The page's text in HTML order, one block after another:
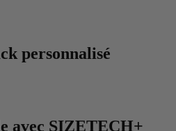
personnalisé
avec SIZETECH+